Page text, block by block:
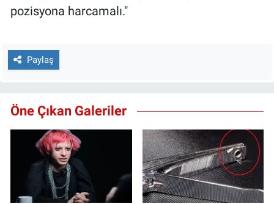
pozisyona harcamalı."
Paylaş
Öne Çıkan Galeriler